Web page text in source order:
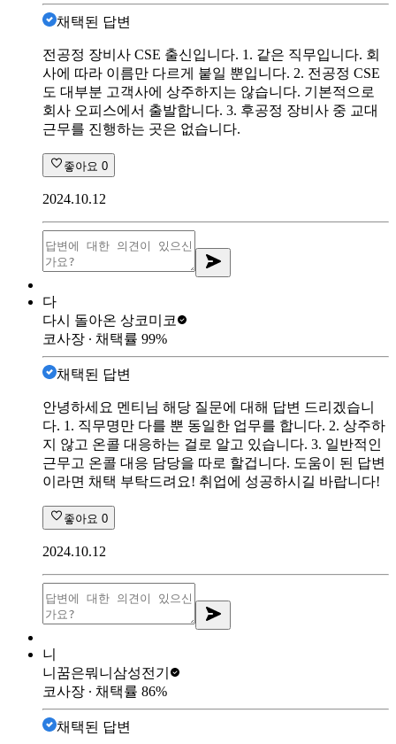
채택된 답변
전공정 장비사 CSE 출신입니다. 1. 같은 직무입니다. 회
사에 따라 이름만 다르게 붙일 뿐입니다. 2. 전공정 CSE
도 대부분 고객사에 상주하지는 않습니다. 기본적으로
회사 오피스에서 출발합니다. 3. 후공정 장비사 중 교대
근무를 진행하는 곳은 없습니다.
좋아요 0
2024.10.12
다
다시 돌아온 상코미코
코사장 ∙ 채택률 99%
채택된 답변
안녕하세요 멘티님 해당 질문에 대해 답변 드리겠습니
다. 1. 직무명만 다를 뿐 동일한 업무를 합니다. 2. 상주하
지 않고 온콜 대응하는 걸로 알고 있습니다. 3. 일반적인
근무고 온콜 대응 담당을 따로 할겁니다. 도움이 된 답변
이라면 채택 부탁드려요! 취업에 성공하시길 바랍니다!
좋아요 0
2024.10.12
니
니꿈은뭐니 삼성전기
코사장 ∙ 채택률 86%
채택된 답변